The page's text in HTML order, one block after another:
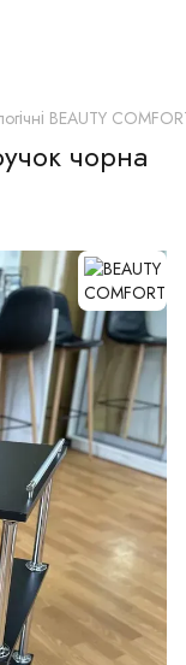
BEAUTY
чорна